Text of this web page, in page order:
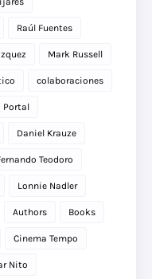
Raúl Fuentes
Mark Russell
colaboraciones
Portal
Daniel Krauze
Teodoro
Lonnie Nadler
Authors Books
Cinema Tempo
Nito